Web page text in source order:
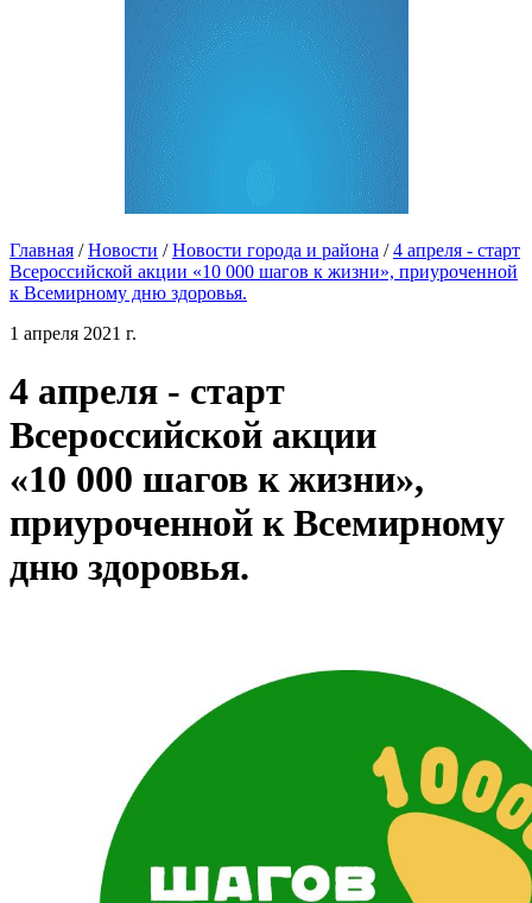
Главная / Новости / Новости города и района / 4 апреля - старт
Всероссийской акции «10 000 шагов к жизни», приуроченной
к Всемирному дню здоровья.
1 апреля 2021 г.
4 апреля - старт
Всероссийской акции
«10 000 шагов к жизни»,
приуроченной к Всемирному
дню здоровья.